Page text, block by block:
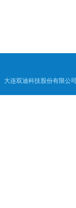
大连双迪科技股份有限公司